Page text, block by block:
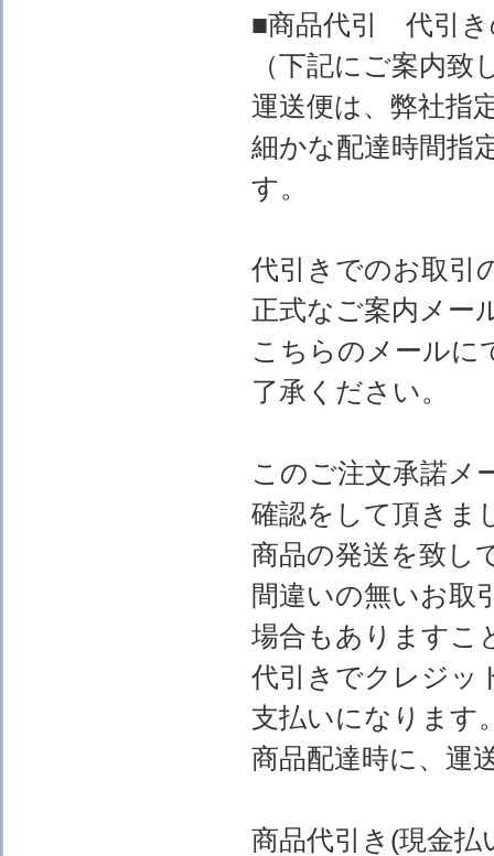
■商品代引 代引き
（下記にご案内
運送便は、弊社指
細かな配達時間指
す。
代引きでのお取引
正式なご案内メー
こちらのメールに
了承ください。
このご注文承諾メ
確認をして頂きま
商品の発送を致し
間違いの無いお取
場合もありますこ
代引きでクレジッ
支払いになります
商品配達時に、運
商品代引き(現金